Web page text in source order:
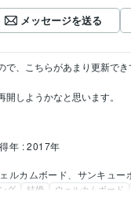
メッセージを送る
、こちらがあまり更新でき
しようかなと思います。
年 : 2017年
ルカムボード、サンキュー
グ 結婚 ウェルカムボード